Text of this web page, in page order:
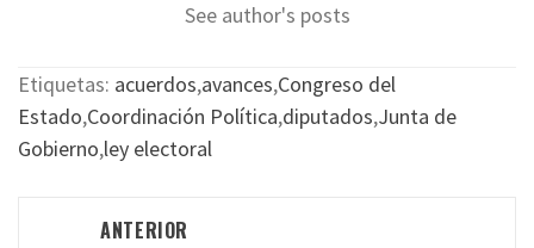
See author's posts
Etiquetas: acuerdos,avances,Congreso del
Estado,Coordinación Política,diputados,Junta de
Gobierno,ley electoral
Navegación
ANTERIOR